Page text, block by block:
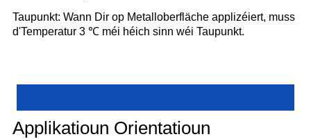
Taupunkt: Wann Dir op Metalloberfläche applizéiert, muss
d'Temperatur 3 ℃ méi héich sinn wéi Taupunkt.
Applikatioun Orientatioun